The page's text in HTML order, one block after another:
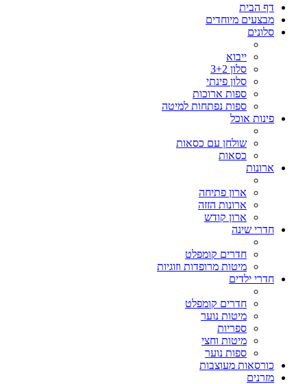
דף הבית
מבצעים מיוחדים
סלונים
ייבוא
סלון 3+2
סלון פינתי
ספות ארוכות
ספות נפתחות למיטה
פינות אוכל
שולחן עם כסאות
כסאות
ארונות
ארון פתיחה
ארונות הזזה
ארון קודש
חדרי שינה
חדרים קומפלט
מיטות מרופדות וזוגיות
חדרי ילדים
חדרים קומפלט
מיטות נוער
ספריות
מיטות וחצי
ספות נוער
כורסאות מעוצבות
מזרנים